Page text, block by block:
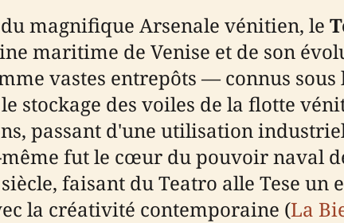
magnifique Arsenale vénitien, le
maritime de Venise et de son
vastes entrepôts — connus sous
stockage des voiles de la flotte
passant d'une utilisation
fut le cœur du pouvoir naval
faisant du Teatro alle Tese un
la créativité contemporaine (La